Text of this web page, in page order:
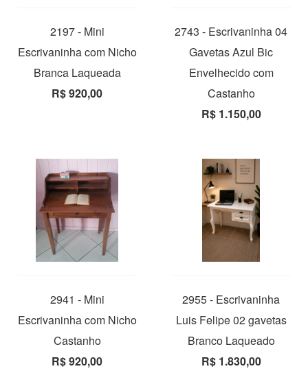
2197 - Mini
Escrivaninha com Nicho
Branca Laqueada
R$ 920,00
2743 - Escrivaninha 04
Gavetas Azul Bic
Envelhecido com
Castanho
R$ 1.150,00
2941 - Mini
Escrivaninha com Nicho
Castanho
R$ 920,00
2955 - Escrivaninha
Luis Felipe 02 gavetas
Branco Laqueado
R$ 1.830,00